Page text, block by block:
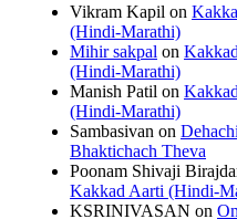
Vikram Kapil on
(Hindi-Marathi)
Mihir sakpal on
(Hindi-Marathi)
Manish Patil on
(Hindi-Marathi)
Sambasivan on
Bhaktichach Theva
Poonam Shivaji
Kakkad Aarti (Hindi-
KSRINIVASAN on